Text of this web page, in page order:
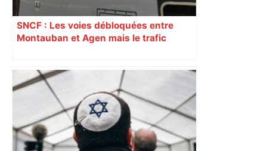
SNCF : Les voies débloquées entre
Montauban et Agen mais le trafic